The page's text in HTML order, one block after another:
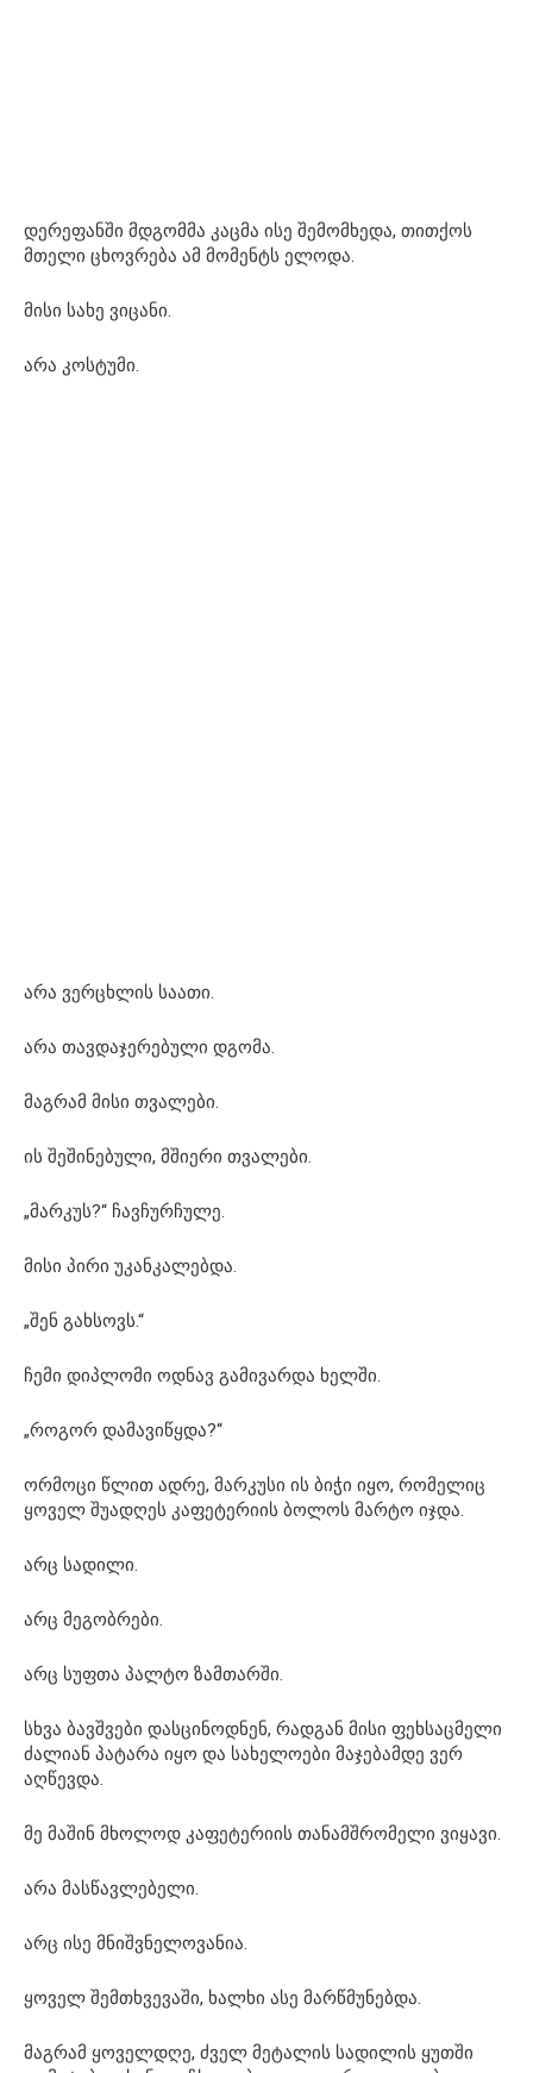
დერეფანში მდგომმა კაცმა ისე შემომხედა, თითქოს
მთელი ცხოვრება ამ მომენტს ელოდა.
მისი სახე ვიცანი.
არა კოსტუმი.
არა ვერცხლის საათი.
არა თავდაჯერებული დგომა.
მაგრამ მისი თვალები.
ის შეშინებული, მშიერი თვალები.
„მარკუს?“ ჩავჩურჩულე.
მისი პირი უკანკალებდა.
„შენ გახსოვს.“
ჩემი დიპლომი ოდნავ გამივარდა ხელში.
„როგორ დამავიწყდა?“
ორმოცი წლით ადრე, მარკუსი ის ბიჭი იყო, რომელიც
ყოველ შუადღეს კაფეტერიის ბოლოს მარტო იჯდა.
არც სადილი.
არც მეგობრები.
არც სუფთა პალტო ზამთარში.
სხვა ბავშვები დასცინოდნენ, რადგან მისი ფეხსაცმელი
ძალიან პატარა იყო და სახელოები მაჯებამდე ვერ
აღწევდა.
მე მაშინ მხოლოდ კაფეტერიის თანამშრომელი ვიყავი.
არა მასწავლებელი.
არც ისე მნიშვნელოვანია.
ყოველ შემთხვევაში, ხალხი ასე მარწმუნებდა.
მაგრამ ყოველდღე, ძველ მეტალის სადილის ყუთში